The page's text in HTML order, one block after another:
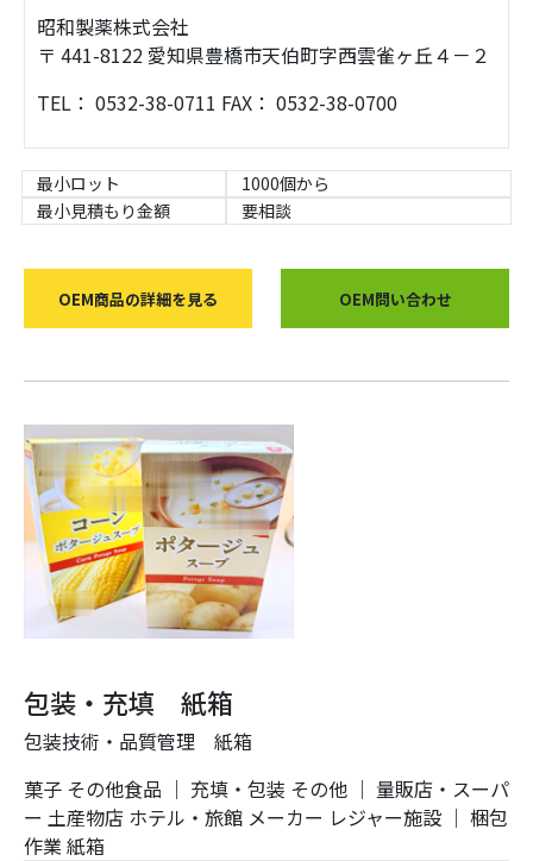
昭和製薬株式会社
〒 441-8122 愛知県豊橋市天伯町字西雲雀ヶ丘４－２
TEL： 0532-38-0711 FAX： 0532-38-0700
最小ロット
1000個から
最小見積もり金額
要相談
OEM商品の詳細を見る OEM問い合わせ
包装・充填 紙箱
包装技術・品質管理 紙箱
菓子 その他食品 ｜ 充填・包装 その他 ｜ 量販店・スーパ
ー 土産物店 ホテル・旅館 メーカー レジャー施設 ｜ 梱包
作業紙箱